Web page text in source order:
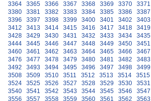
3364
3365 3366 3367 3368 3369 3370 3371
3380
3381 3382 3383 3384 3385 3386 3387
3396
3397 3398 3399 3400 3401 3402 3403
3412
3413 3414 3415 3416 3417 3418 3419
3428
3429 3430 3431 3432 3433 3434 3435
3444
3445 3446 3447 3448 3449 3450 3451
3460
3461 3462 3463 3464 3465 3466 3467
3476
3477 3478 3479 3480 3481 3482 3483
3492
3493 3494 3495 3496 3497 3498 3499
3508
3509 3510 3511 3512 3513 3514 3515
3524
3525 3526 3527 3528 3529 3530 3531
3540
3541 3542 3543 3544 3545 3546 3547
3556
3557 3558 3559 3560 3561 3562 3563